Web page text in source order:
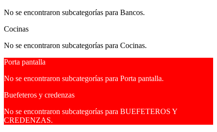
No se encontraron subcategorías para Bancos.
Cocinas
No se encontraron subcategorías para Cocinas.
Porta pantalla
No se encontraron subcategorías para Porta pantalla.
Buefeteros y credenzas
No se encontraron subcategorías para BUEFETEROS Y
CREDENZAS.